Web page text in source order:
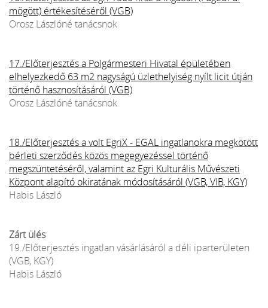
mögött) értékesítéséről (VGB)
Orosz Lászlóné tanácsnok
17./Előterjesztés a Polgármesteri Hivatal épületében
elhelyezkedő 63 m2 nagyságú üzlethelyiség nyílt licit útján
történő hasznosításáról (VGB)
Orosz Lászlóné tanácsnok
18./Előterjesztés a volt EgriX - EGAL ingatlanokra megkötött
bérleti szerződés közös megegyezéssel történő
megszüntetéséről, valamint az Egri Kulturális Művészeti
Központ alapító okiratának módosításáról (VGB, VIB, KGY)
Habis László
Zárt ülés
19./Előterjesztés ingatlan vásárlásáról a déli iparterületen
(VGB, KGY)
Habis László